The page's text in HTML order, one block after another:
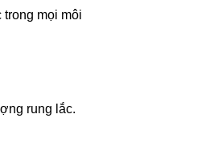
mọi môi
rung lắc.